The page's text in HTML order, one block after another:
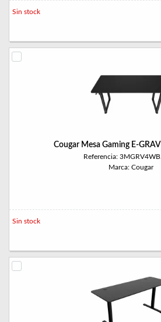
Sin stock
Cougar Mesa Gaming E-
Referencia:
Marca: Cougar
Sin stock